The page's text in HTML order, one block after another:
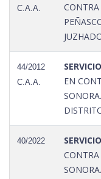
C.A.A.
44/2012
C.A.A.
EN
40/2022